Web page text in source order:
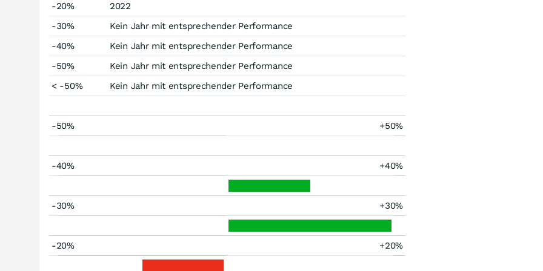
-20%
2022
-30%
Kein Jahr mit entsprechender Performance
-40%
Kein Jahr mit entsprechender Performance
-50%
Kein Jahr mit entsprechender Performance
< -50%
Kein Jahr mit entsprechender Performance
-50% +50%
-40% +40%
-30% +30%
-20% +20%